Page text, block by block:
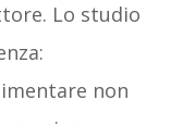
Lo studio
non